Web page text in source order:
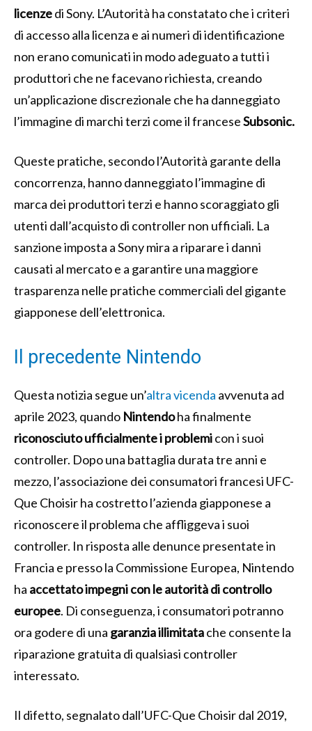
licenzedi Sony. L’Autorità ha constatato che i criteri
di accesso alla licenza e ai numeri di identificazione
non erano comunicati in modo adeguato a tutti i
produttori che ne facevano richiesta, creando
un’applicazione discrezionale che ha danneggiato
l’immagine di marchi terzi come il franceseSubsonic.
Queste pratiche, secondo l’Autorità garante della
concorrenza, hanno danneggiato l’immagine di
marca dei produttori terzi e hanno scoraggiato gli
utenti dall’acquisto di controller non ufficiali. La
sanzione imposta a Sony mira a riparare i danni
causati al mercato e a garantire una maggiore
trasparenza nelle pratiche commerciali del gigante
giapponese dell’elettronica.
Il precedente Nintendo
Questa notizia segue un’altra vicenda avvenuta ad
aprile 2023, quando Nintendoha finalmente
riconosciuto ufficialmente i problemicon i suoi
controller. Dopo una battaglia durata tre anni e
mezzo, l’associazione dei consumatori francesi UFC-
Que Choisir ha costretto l’azienda giapponese a
riconoscere il problema che affliggeva i suoi
controller. In risposta alle denunce presentate in
Francia e presso la Commissione Europea, Nintendo
ha accettato impegni con le autorità di controllo
europee. Di conseguenza, i consumatori potranno
ora godere di una garanzia illimitatache consente la
riparazione gratuita di qualsiasi controller
interessato.
Il difetto, segnalato dall’UFC-Que Choisir dal 2019,